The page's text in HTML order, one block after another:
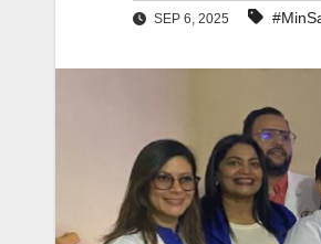
SEP 6, 2025